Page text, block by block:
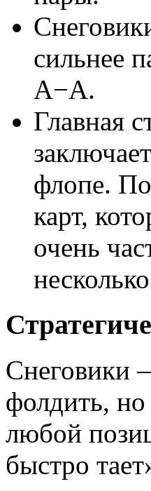
сильнее
A−A.
Главная
флопе.
карт,
очень
Снеговики
фолдить,
любой
быстро